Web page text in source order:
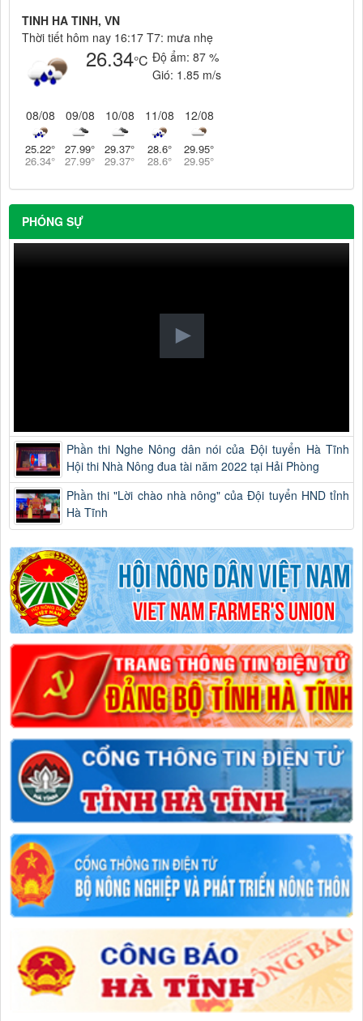
TINH HA TINH, VN
Thời tiết hôm nay 16:17 T7: mưa nhẹ
26.34°C Độ ẩm: 87 %
Gió: 1.85 m/s
08/08
25.22°
26.34°
09/08
27.99°
27.99°
10/08
29.37°
29.37°
11/08
28.6°
28.6°
12/08
29.95°
29.95°
PHÓNG SỰ
Phần thi Nghe Nông dân nói của Đội tuyển Hà Tĩnh
Hội thi Nhà Nông đua tài năm 2022 tại Hải Phòng
Phần thi "Lời chào nhà nông" của Đội tuyển HND tỉnh
Hà Tĩnh